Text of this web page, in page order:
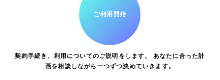
ご利用開始
契約手続き、利用についてのご説明をします。 あなたに合った計
画を相談しながら一つずつ決めていきます。